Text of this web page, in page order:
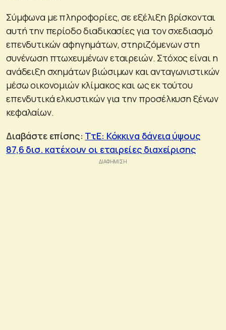
Σύμφωνα με πληροφορίες, σε εξέλιξη βρίσκονται
αυτή την περίοδο διαδικασίες για τον σχεδιασμό
επενδυτικών αφηγημάτων, στηριζόμενων στη
συνένωση πτωχευμένων εταιρειών. Στόχος είναι η
ανάδειξη σχημάτων βιώσιμων και ανταγωνιστικών
μέσω οικονομιών κλίμακος και ως εκ τούτου
επενδυτικά ελκυστικών για την προσέλκυση ξένων
κεφαλαίων.
Διαβάστε επίσης: ΤτΕ: Κόκκινα δάνεια ύψους
87,6 δισ. κατέχουν οι εταιρείες διαχείρισης